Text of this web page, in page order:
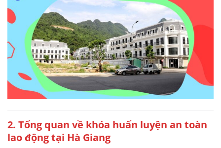
2. Tổng quan về khóa huấn luyện an toàn
lao động tại Hà Giang